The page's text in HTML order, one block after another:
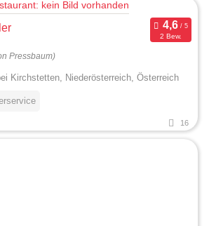
2 Bew.
Pressbaum)
Kirchstetten, Niederösterreich, Österreich
16